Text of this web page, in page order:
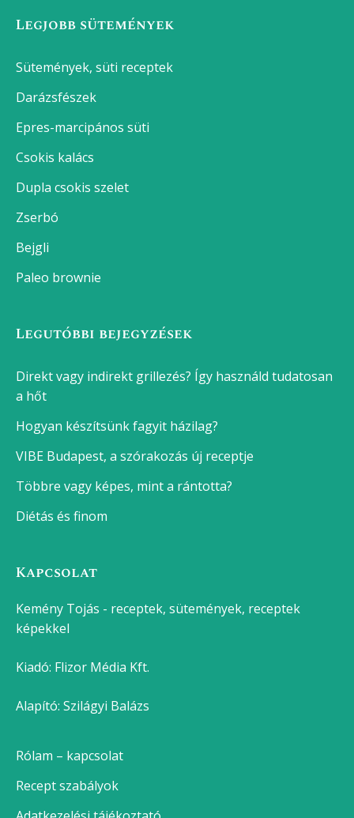
Legjobb sütemények
Sütemények, süti receptek
Darázsfészek
Epres-marcipános süti
Csokis kalács
Dupla csokis szelet
Zserbó
Bejgli
Paleo brownie
Legutóbbi bejegyzések
Direkt vagy indirekt grillezés? Így használd tudatosan
a hőt
Hogyan készítsünk fagyit házilag?
VIBE Budapest, a szórakozás új receptje
Többre vagy képes, mint a rántotta?
Diétás és finom
Kapcsolat
Kemény Tojás - receptek, sütemények, receptek
képekkel
Kiadó: Flizor Média Kft.
Alapító: Szilágyi Balázs
Rólam – kapcsolat
Recept szabályok